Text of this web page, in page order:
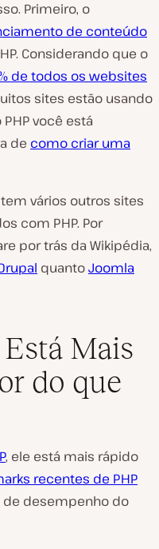
Primeiro, o
de conteúdo
Considerando que o
de todos os websites
sites estão usando
você está
de como criar uma
vários outros sites
com PHP. Por
por trás da Wikipédia,
quantoJoomla
Mais
do que
, ele está mais rápido
recentes de PHP
desempenho do